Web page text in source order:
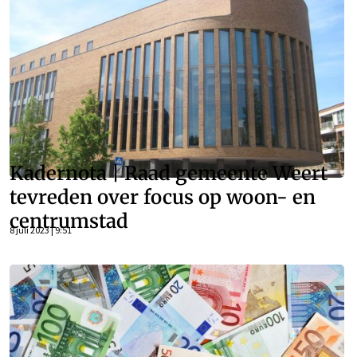
Kadernota | Raad gemeente Weert
tevreden over focus op woon- en
centrumstad
8 juli 2023 | 9:51